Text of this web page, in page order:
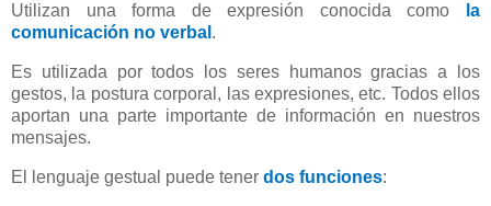
Utilizan una forma de expresión conocida como
la
comunicación no verbal .
Es utilizada por todos los seres humanos gracias a los
gestos, la postura corporal, las expresiones, etc. Todos ellos
aportan una parte importante de información en nuestros
mensajes.
El lenguaje gestual puede tener dos funciones: